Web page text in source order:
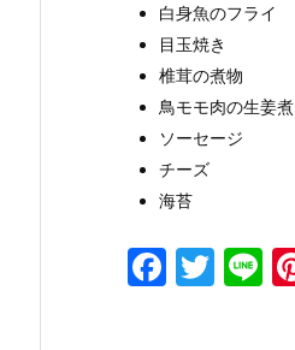
白身魚のフライ
目玉焼き
椎茸の煮物
鳥モモ肉の生姜煮
ソーセージ
チーズ
海苔
F
T
Li